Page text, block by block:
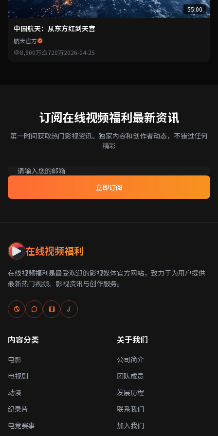
55:00
中国航天：从东方红到天宫
航天官方
8,900万
720万2026-04-25
订阅在线视频福利最新资讯
第一时间获取热门影视资讯、独家内容和创作者动态，不错过任何
精彩
立即订阅
在线视频福利
在线视频福利是最受欢迎的影视媒体官方网站，致力于为用户提供
最新热门视频、影视资讯与创作服务。
内容分类
电影
电视剧
动漫
纪录片
电竞赛事
关于我们
公司简介
团队成员
发展历程
联系我们
加入我们